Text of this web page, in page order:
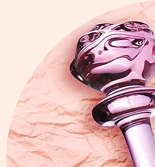
, עלות משלוח 40 ₪